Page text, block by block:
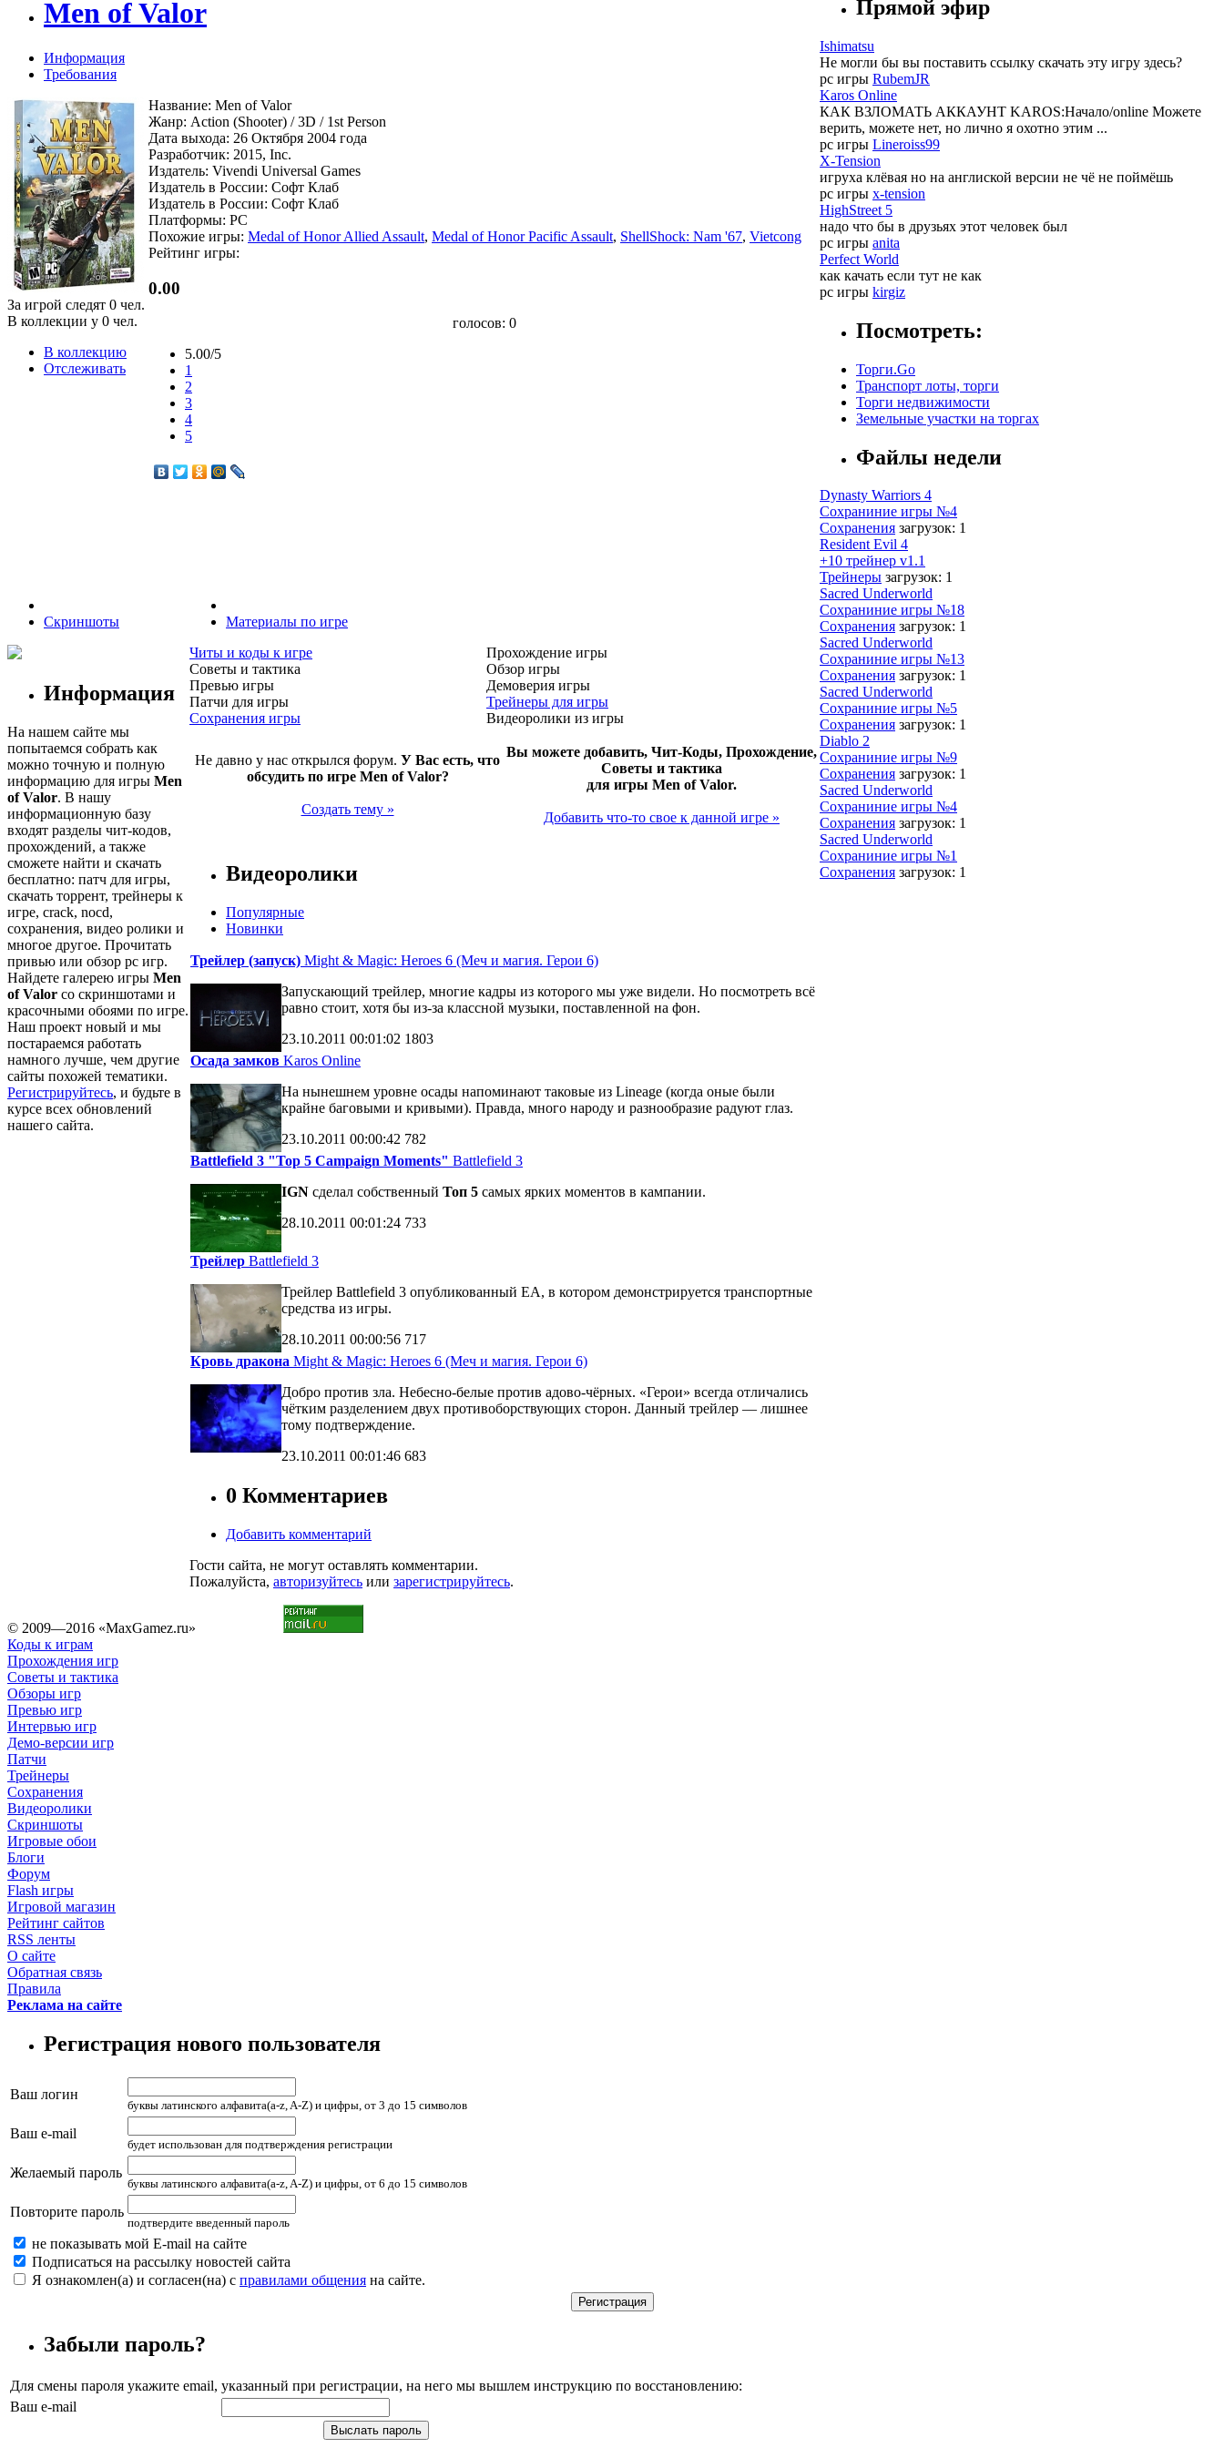
Men of Valor
Информация
Требования
За игрой следят 0 чел.
В коллекции у 0 чел.
В коллекцию
Отслеживать
Название: Men of Valor
Жанр: Action (Shooter) / 3D / 1st Person
Дата выхода: 26 Октября 2004 года
Разработчик: 2015, Inc.
Издатель: Vivendi Universal Games
Издатель в России: Софт Клаб
Издатель в России: Софт Клаб
Платформы: PC
Похожие игры: Medal of Honor Allied Assault, Medal of Honor Pacific Assault, ShellShock: Nam '67, Vietcong
Рейтинг игры:
0.00
голосов: 0
5.00/5
1
2
3
4
5
Скриншоты
Информация
На нашем сайте мы
попытаемся собрать как
можно точную и полную
информацию для игры Men
of Valor. В нашу
информационную базу
входят разделы чит-кодов,
прохождений, а также
сможете найти и скачать
бесплатно: патч для игры,
скачать торрент, трейнеры к
игре, crack, nocd,
сохранения, видео ролики и
многое другое. Прочитать
привью или обзор pc игр.
Найдете галерею игры Men
of Valor со скриншотами и
красочными обоями по игре.
Наш проект новый и мы
постараемся работать
намного лучше, чем другие
сайты похожей тематики.
Регистрируйтесь, и будьте в
курсе всех обновлений
нашего сайта.
Материалы по игре
Читы и коды к игре
Прохождение игры
Советы и тактика
Обзор игры
Превью игры
Демоверия игры
Патчи для игры
Трейнеры для игры
Сохранения игры
Видеоролики из игры
Не давно у нас открылся форум. У Вас есть, что
обсудить по игре Men of Valor?
Создать тему »
Вы можете добавить, Чит-Коды, Прохождение,
Советы и тактика
для игры Men of Valor.
Добавить что-то свое к данной игре »
Видеоролики
Популярные
Новинки
Трейлер (запуск) Might & Magic: Heroes 6 (Меч и магия. Герои 6)
Запускающий трейлер, многие кадры из которого мы уже видели. Но посмотреть всё
равно стоит, хотя бы из-за классной музыки, поставленной на фон.
23.10.2011 00:01:02 1803
Осада замков Karos Online
На нынешнем уровне осады напоминают таковые из Lineage (когда оные были
крайне баговыми и кривыми). Правда, много народу и разнообразие радуют глаз.
23.10.2011 00:00:42 782
Battlefield 3 "Top 5 Campaign Moments" Battlefield 3
IGN сделал собственный Топ 5 самых ярких моментов в кампании.
28.10.2011 00:01:24 733
Трейлер Battlefield 3
Трейлер Battlefield 3 опубликованный EA, в котором демонстрируется транспортные
средства из игры.
28.10.2011 00:00:56 717
Кровь дракона Might & Magic: Heroes 6 (Меч и магия. Герои 6)
Добро против зла. Небесно-белые против адово-чёрных. «Герои» всегда отличались
чётким разделением двух противоборствующих сторон. Данный трейлер — лишнее
тому подтверждение.
23.10.2011 00:01:46 683
0 Комментариев
Добавить комментарий
Гости сайта, не могут оставлять комментарии.
Пожалуйста, авторизуйтесь или зарегистрируйтесь.
Прямой эфир
Ishimatsu
Не могли бы вы поставить ссылку скачать эту игру здесь?
pc игры RubemJR
Karos Online
КАК ВЗЛОМАТЬ АККАУНТ KAROS:Начало/online Можете
верить, можете нет, но лично я охотно этим ...
pc игры Lineroiss99
X-Tension
игруха клёвая но на англиской версии не чё не поймёшь
pc игры x-tension
HighStreet 5
надо что бы в друзьях этот человек был
pc игры anita
Perfect World
как качать если тут не как
pc игры kirgiz
Посмотреть:
Торги.Go
Транспорт лоты, торги
Торги недвижимости
Земельные участки на торгах
Файлы недели
Dynasty Warriors 4
Сохраниние игры №4
Сохранения загрузок: 1
Resident Evil 4
+10 трейнер v1.1
Трейнеры загрузок: 1
Sacred Underworld
Сохраниние игры №18
Сохранения загрузок: 1
Sacred Underworld
Сохраниние игры №13
Сохранения загрузок: 1
Sacred Underworld
Сохраниние игры №5
Сохранения загрузок: 1
Diablo 2
Сохраниние игры №9
Сохранения загрузок: 1
Sacred Underworld
Сохраниние игры №4
Сохранения загрузок: 1
Sacred Underworld
Сохраниние игры №1
Сохранения загрузок: 1
© 2009—2016 «MaxGamez.ru»
Коды к играм
Прохождения игр
Советы и тактика
Обзоры игр
Превью игр
Интервью игр
Демо-версии игр
Патчи
Трейнеры
Сохранения
Видеоролики
Скриншоты
Игровые обои
Блоги
Форум
Flash игры
Игровой магазин
Рейтинг сайтов
RSS ленты
О сайте
Обратная связь
Правила
Реклама на сайте
Регистрация нового пользователя
Ваш логин
буквы латинского алфавита(a-z, A-Z) и цифры, от 3 до 15 символов
Ваш e-mail
будет использован для подтверждения регистрации
Желаемый пароль
буквы латинского алфавита(a-z, A-Z) и цифры, от 6 до 15 символов
Повторите пароль
подтвердите введенный пароль
не показывать мой E-mail на сайте
Подписаться на рассылку новостей сайта
Я ознакомлен(а) и согласен(на) с правилами общения на сайте.
Забыли пароль?
Для смены пароля укажите email, указанный при регистрации, на него мы вышлем инструкцию по восстановлению:
Ваш e-mail